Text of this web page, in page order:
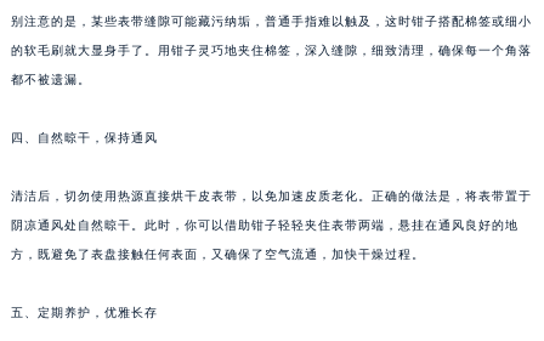
别注意的是，某些表带缝隙可能藏污纳垢，普通手指难以触及，这时钳子搭配棉签或细小
的软毛刷就大显身手了。用钳子灵巧地夹住棉签，深入缝隙，细致清理，确保每一个角落
都不被遗漏。
四、自然晾干，保持通风
清洁后，切勿使用热源直接烘干皮表带，以免加速皮质老化。正确的做法是，将表带置于
阴凉通风处自然晾干。此时，你可以借助钳子轻轻夹住表带两端，悬挂在通风良好的地
方，既避免了表盘接触任何表面，又确保了空气流通，加快干燥过程。
五、定期养护，优雅长存